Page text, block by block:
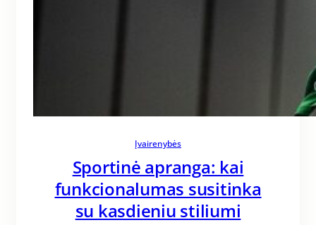
Įvairenybės
Sportinė apranga: kai
funkcionalumas susitinka
su kasdieniu stiliumi